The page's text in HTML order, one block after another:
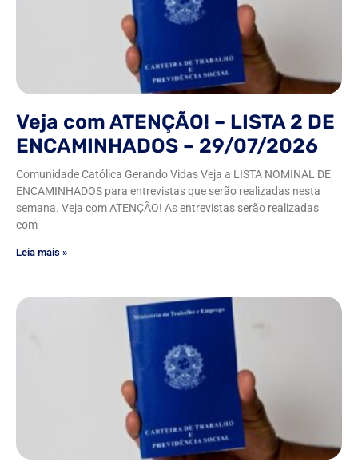
Veja com ATENÇÃO! – LISTA 2 DE
ENCAMINHADOS – 29/07/2026
Comunidade Católica Gerando Vidas Veja a LISTA NOMINAL DE
ENCAMINHADOS para entrevistas que serão realizadas nesta
semana. Veja com ATENÇÃO! As entrevistas serão realizadas
com
Leia mais »